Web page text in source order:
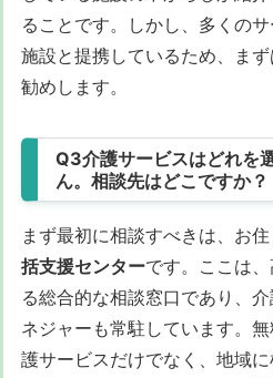
ることです。しかし、多くの
施設と提携しているため、ま
勧めします。
Q3介護サービスはどれを
ん。相談先はどこですか？
まず最初に相談すべきは、お
括支援センターです。ここは
る総合的な相談窓口であり、
ネジャーも常駐しています。
護サービスだけでなく、地域